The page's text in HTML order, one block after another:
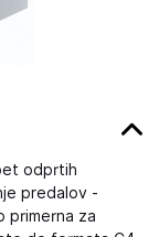
odprtih
predalov -
primerna za